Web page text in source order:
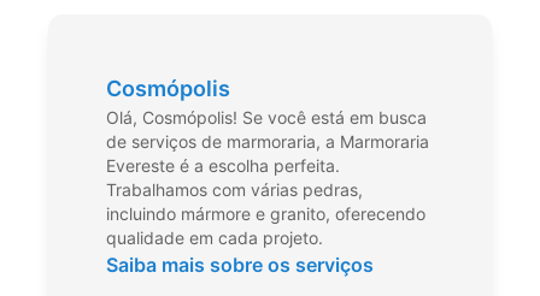
Cosmópolis
Olá, Cosmópolis! Se você está em busca
de serviços de marmoraria, a Marmoraria
Evereste é a escolha perfeita.
Trabalhamos com várias pedras,
incluindo mármore e granito, oferecendo
qualidade em cada projeto.
Saiba mais sobre os serviços